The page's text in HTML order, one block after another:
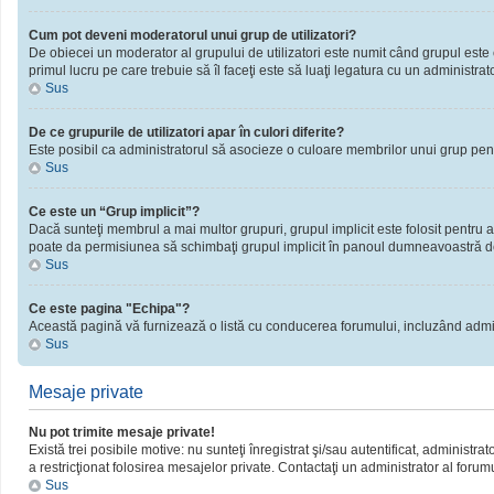
Cum pot deveni moderatorul unui grup de utilizatori?
De obiecei un moderator al grupului de utilizatori este numit când grupul
primul lucru pe care trebuie să îl faceţi este să luaţi legatura cu un
Sus
De ce grupurile de utilizatori apar în culori diferite?
Este posibil ca administratorul să asocieze o culoare membrilor unui grup
Sus
Ce este un “Grup implicit”?
Dacă sunteţi membrul a mai multor grupuri, grupul implicit este folosit
poate da permisiunea să schimbaţi grupul implicit în panoul dumneavoastră
Sus
Ce este pagina "Echipa"?
Această pagină vă furnizează o listă cu conducerea forumului, incluzând
Sus
Mesaje private
Nu pot trimite mesaje private!
Există trei posibile motive: nu sunteţi înregistrat şi/sau autentificat,
a restricţionat folosirea mesajelor private. Contactaţi un administrator al
Sus